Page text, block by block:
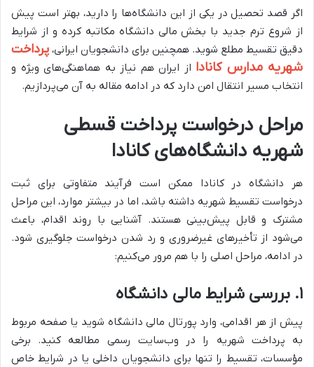
اگر قصد تحصیل در یکی از این دانشگاه‌ها را دارید، بهتر است پیش
از شروع ترم جدید با بخش مالی دانشگاه مکاتبه کرده و از شرایط
دقیق تقسیط مطلع شوید. همچنین برای دانشجویان ایرانی، پرداخت
شهریه مدارس کانادا از ایران هم نیاز به هماهنگی‌های ویژه و
انتخاب مسیر انتقال امن دارد که در ادامه مقاله به آن می‌پردازیم.
مراحل درخواست پرداخت قسطی
شهریه دانشگاه‌های کانادا
هر دانشگاه در کانادا ممکن است فرآیند متفاوتی برای ثبت
درخواست تقسیط شهریه داشته باشد، اما در بیشتر موارد، این مراحل
مشترک و قابل پیش‌بینی هستند. آشنایی با روند اقدام، باعث
می‌شود از تأخیرهای غیرضروری و رد شدن درخواست جلوگیری شود.
در ادامه، مراحل اصلی را با هم مرور می‌کنیم:
۱. بررسی شرایط مالی دانشگاه
پیش از هر اقدامی، وارد پورتال مالی دانشگاه شوید یا صفحه مربوط
به پرداخت شهریه را در وب‌سایت رسمی مطالعه کنید. برخی
مؤسسات، تقسیط را تنها برای دانشجویان داخلی یا در شرایط خاص